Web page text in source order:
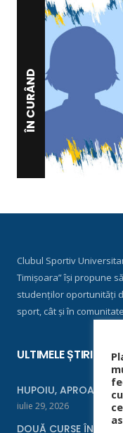
ÎN CURÂND
Clubul Sportiv
Timișoara” își propune
studenților oportunități
sport, cât și în
ULTIMELE ȘTIRI
HUPOIU, APROAPE
iulie 29, 2026
DOUĂ CURSE ÎNTR-UN